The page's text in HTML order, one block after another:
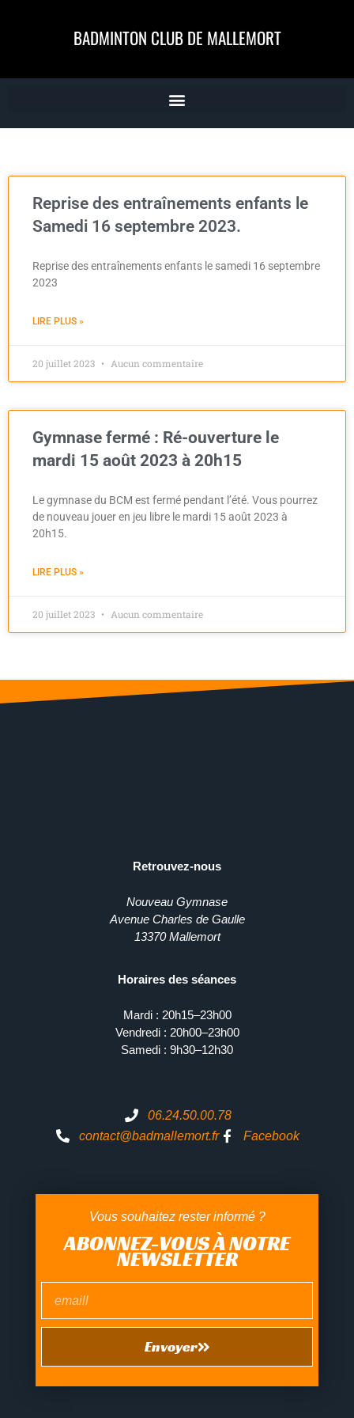
BADMINTON CLUB DE MALLEMORT
Reprise des entraînements enfants le
Samedi 16 septembre 2023.
Reprise des entraînements enfants le samedi 16 septembre
2023
LIRE PLUS »
20 juillet 2023 Aucun commentaire
Gymnase fermé : Ré-ouverture le
mardi 15 août 2023 à 20h15
Le gymnase du BCM est fermé pendant l’été. Vous pourrez
de nouveau jouer en jeu libre le mardi 15 août 2023 à
20h15.
LIRE PLUS »
20 juillet 2023 Aucun commentaire
Retrouvez-nous
Nouveau Gymnase
Avenue Charles de Gaulle
13370 Mallemort
Horaires des séances
Mardi : 20h15–23h00
Vendredi : 20h00–23h00
Samedi : 9h30–12h30
06.24.50.00.78
contact@badmallemort.fr
Facebook
Vous souhaitez rester informé ?
ABONNEZ-VOUS À NOTRE
NEWSLETTER
Envoyer